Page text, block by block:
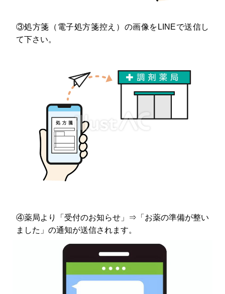
③処方箋（電子処方箋控え）の画像をLINEで送信し
て下さい。
④薬局より「受付のお知らせ」⇒「お薬の準備が整い
ました」の通知が送信されます。